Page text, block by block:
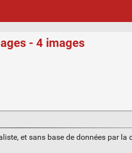
- 4 images
et sans base de données par la